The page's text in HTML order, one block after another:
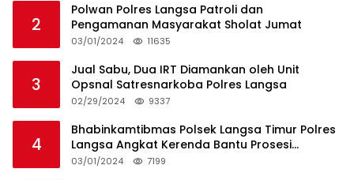
2
Polwan Polres Langsa Patroli dan
Pengamanan Masyarakat Sholat Jumat
03/01/2024 11635
3
Jual Sabu, Dua IRT Diamankan oleh Unit
Opsnal Satresnarkoba Polres Langsa
02/29/2024 9337
4
Bhabinkamtibmas Polsek Langsa Timur Polres
Langsa Angkat Kerenda Bantu Prosesi
Pemakaman Warga
03/01/2024 7199